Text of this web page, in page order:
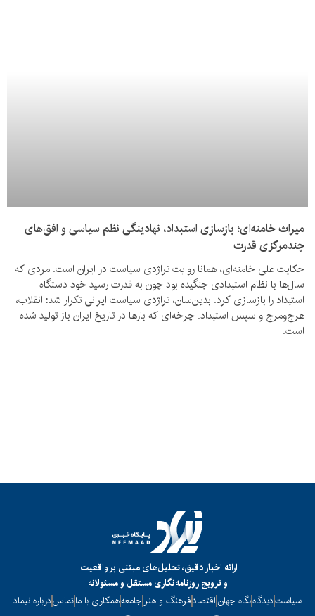
میراث خامنه‌ای؛ بازسازی استبداد، نهادینگی نظم سیاسی و افق‌های
چندمرکزی قدرت
حکایت علی خامنه‌ای، همانا روایت تراژدی سیاست در ایران است. مردی که
سال‌ها با نظام استبدادی جنگیده بود چون به قدرت رسید خود دستگاه
استبداد را بازسازی کرد. بدین‌سان، تراژدی سیاست ایرانی تکرار شد: انقلاب،
هرج‌ومرج و سپس استبداد. چرخه‌ای که بارها در تاریخ ایران باز تولید شده
است.
ارائه اخبار دقیق، تحلیل‌های مبتنی بر واقعیت
و ترویج روزنامه‌نگاری مستقل و مسئولانه
سیاستدیدگاهنگاه جهاناقتصادفرهنگ و هنر جامعههمکاری با ماتماسدرباره نیماد